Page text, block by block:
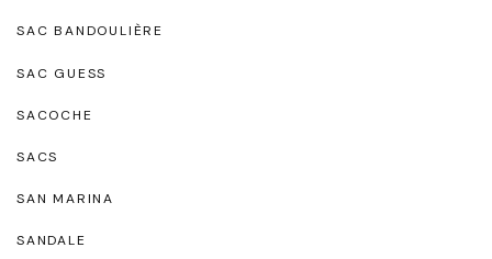
SAC BANDOULIÈRE
SAC GUESS
SACOCHE
SACS
SAN MARINA
SANDALE